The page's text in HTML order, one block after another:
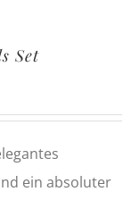
Set
ein absoluter